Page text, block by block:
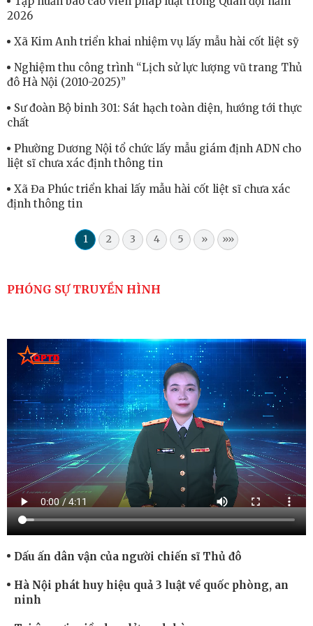
2026
Xã Kim Anh triển khai nhiệm vụ lấy mẫu hài cốt liệt sỹ
Nghiệm thu công trình “Lịch sử lực lượng vũ trang Thủ
đô Hà Nội (2010-2025)”
Sư đoàn Bộ binh 301: Sát hạch toàn diện, hướng tới thực
chất
Phường Dương Nội tổ chức lấy mẫu giám định ADN cho
liệt sĩ chưa xác định thông tin
Xã Đa Phúc triển khai lấy mẫu hài cốt liệt sĩ chưa xác
định thông tin
1 2 3 4 5 » »»
PHÓNG SỰ TRUYỀN HÌNH
Dấu ấn dân vận của người chiến sĩ Thủ đô
Hà Nội phát huy hiệu quả 3 luật về quốc phòng, an
ninh